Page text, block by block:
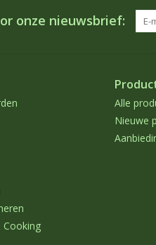
onze nieuwsbrief:
Cooking
Alle
Nieuwe